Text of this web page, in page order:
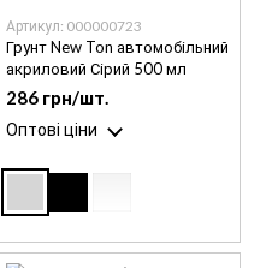
Артикул: 000000723
Грунт New Ton автомобільний
акриловий Сірий 500 мл
286 грн/шт.
Оптові ціни